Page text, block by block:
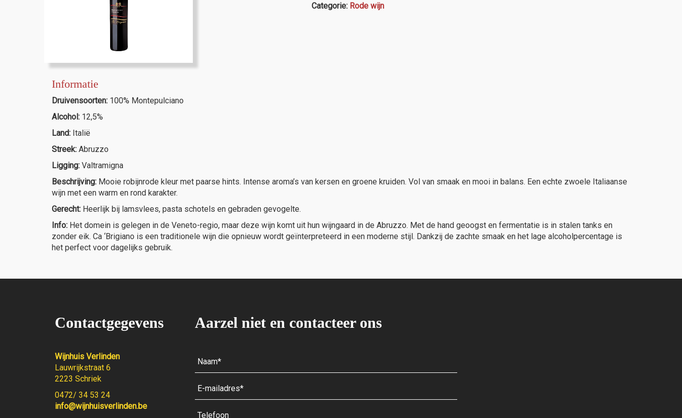
Categorie: Rode wijn
Informatie
Druivensoorten: 100% Montepulciano
Alcohol: 12,5%
Land: Italië
Streek: Abruzzo
Ligging: Valtramigna
Beschrijving: Mooie robijnrode kleur met paarse hints. Intense aroma’s van kersen en groene kruiden. Vol van smaak en mooi in balans. Een echte zwoele Italiaanse
wijn met een warm en rond karakter.
Gerecht: Heerlijk bij lamsvlees, pasta schotels en gebraden gevogelte.
Info: Het domein is gelegen in de Veneto-regio, maar deze wijn komt uit hun wijngaard in de Abruzzo. Met de hand geoogst en fermentatie is in stalen tanks en
zonder eik. Ca ‘Brigiano is een traditionele wijn die opnieuw wordt geïnterpreteerd in een moderne stijl. Dankzij de zachte smaak en het lage alcoholpercentage is
het perfect voor dagelijks gebruik.
Contactgegevens
Wijnhuis Verlinden
Lauwrijkstraat 6
2223 Schriek
0472/ 34 53 24
info@wijnhuisverlinden.be
Aarzel niet en contacteer ons